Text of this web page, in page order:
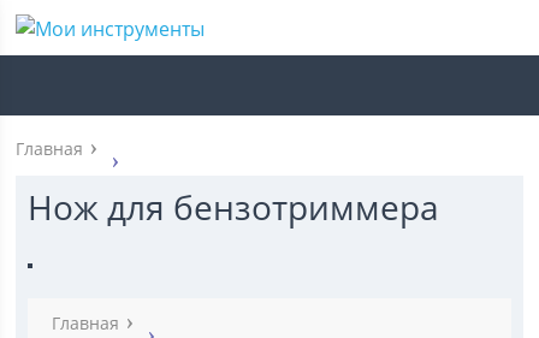
Главная
Нож для бензотриммера
Главная